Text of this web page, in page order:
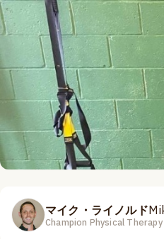
マイク・ライノルド
Champion Physical